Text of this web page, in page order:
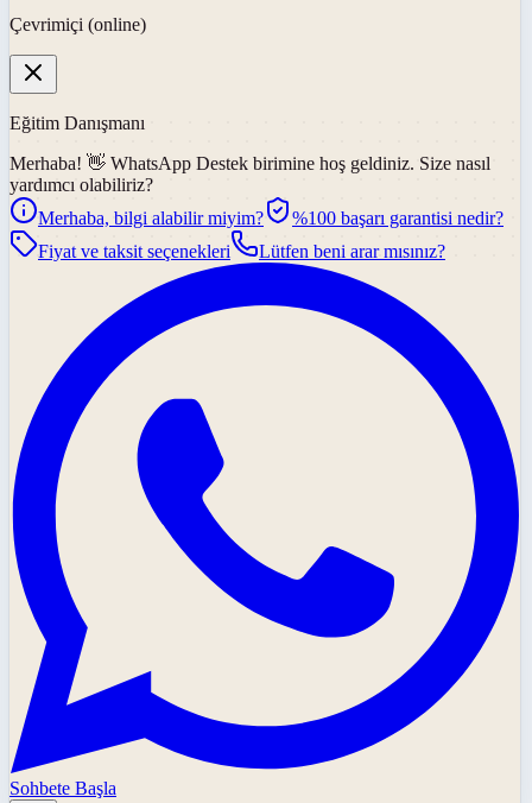
Çevrimiçi (online)
Eğitim Danışmanı
Merhaba! 👋 WhatsApp Destek birimine hoş geldiniz. Size nasıl
yardımcı olabiliriz?
Merhaba, bilgi alabilir miyim?
%100 başarı garantisi nedir?
Fiyat ve taksit seçenekleri
Lütfen beni arar mısınız?
Sohbete Başla